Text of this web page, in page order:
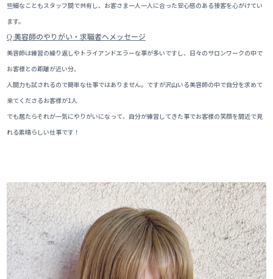
些細なこともスタッフ間で共有し、お客さま一人一人に合った安心感のある接客を心がけてい
ます。
Q:美容師のやりがい・求職者へメッセージ
美容師は練習の繰り返しやトライアンドエラーな事が多いですし、日々のサロンワークの中で
お客様との距離が近い分、
人間力も試されるので簡単な仕事ではありません。ですが沢山いる美容師の中で自分を求めて
来てくださるお客様が1人
でも居たらそれが一気にやりがいになって、自分が練習してきた事でお客様の笑顔を間近で見
れる素晴らしい仕事です！